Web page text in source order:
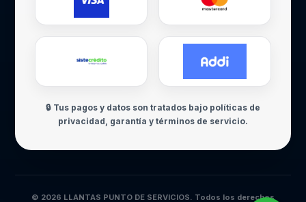
🔒 Tus pagos y datos son tratados bajo políticas de
privacidad, garantía y términos de servicio.
© 2026 LLANTAS PUNTO DE SERVICIOS. Todos los derechos